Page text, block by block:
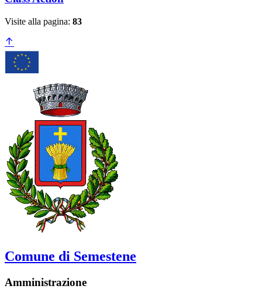
Visite alla pagina: 83
Comune di Semestene
Amministrazione